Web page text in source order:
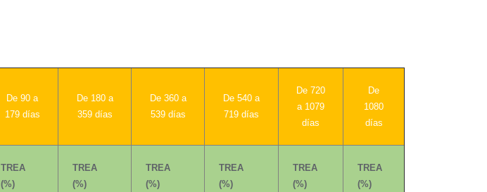
De 90 a
179 días
De 180 a
359 días
De 360 a
539 días
De 540 a
719 días
De 720
a 1079
días
De
1080
días
TREA
(%)
TREA
(%)
TREA
(%)
TREA
(%)
TREA
(%)
TREA
(%)